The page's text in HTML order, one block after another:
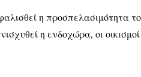
η προσπελασιμότητα
η ενδοχώρα, οι οικισμοί